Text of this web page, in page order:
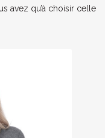
avez qu’à choisir celle